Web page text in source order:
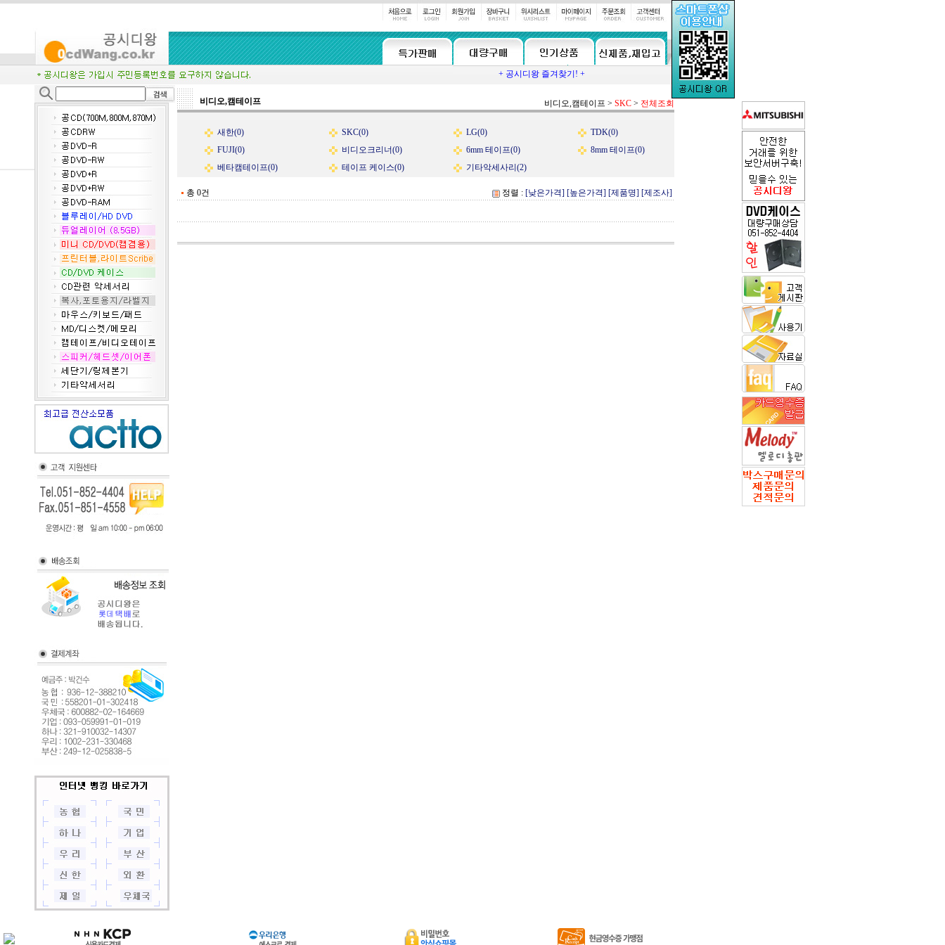
+ 공시디왕 즐겨찾기! +
비디오,캠테이프 비디오,캠테이프 > SKC > 전체조회
새한(0) SKC(0) LG(0)
TDK(0)
FUJI(0)
비디오크리너(0) 6mm 테이프(0)
8mm 테이프(0)
베타캠테이프(0)
테이프 케이스(0) 기타악세사리(2)
총 0건 정렬 : [낮은가격] [높은가격] [제품명] [제조사]